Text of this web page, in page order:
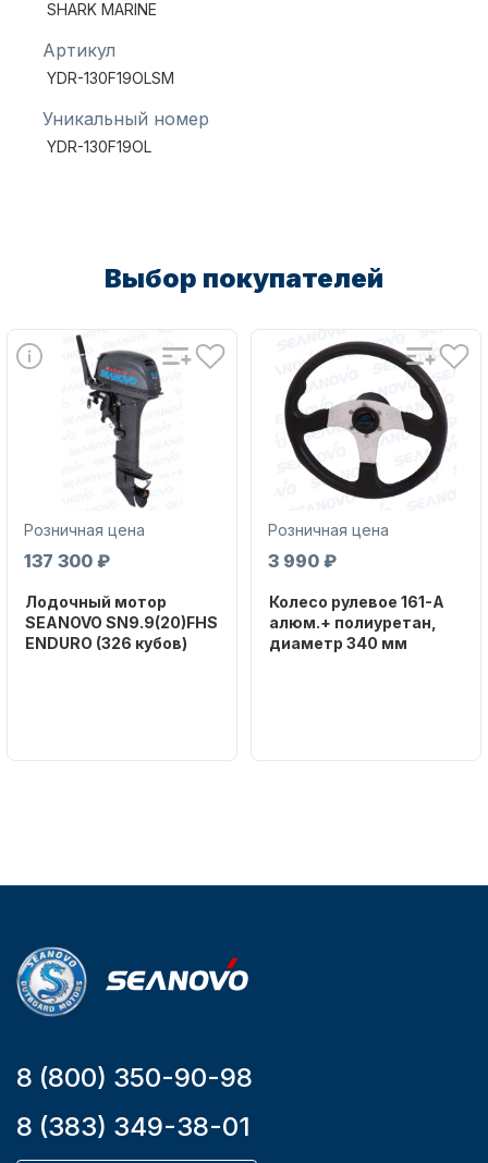
Подобрать запчасти для
лодочных моторов
SHARK MARINE
Артикул
YDR-130F19OLSM
Уникальный номер
YDR-130F19OL
Выбор покупателей
Розничная цена
137 300 ₽
Лодочный мотор
SEANOVO SN9.9(20)FHS
ENDURO (326 кубов)
Розничная цена
3 990 ₽
Колесо рулевое 161-A
алюм.+ полиуретан,
диаметр 340 мм
8 (800) 350-90-98
8 (383) 349-38-01